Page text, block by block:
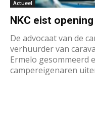
Actueel
NKC eist
De advocaat van de
verhuurder van
Ermelo gesommeerd
campereigenaren